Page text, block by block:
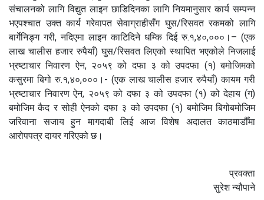
संचालनको लागि विद्युत लाइन छाडिदिनका लागि नियमानुसार कार्य सम्पन्न
भएपश्चात उक्त कार्य गरेवापत सेवाग्राहीसँग घुस/रिसवत रकमको लागि
बार्गेनिङ्ग गरी, नदिएमा लाइन काटिदिने धम्कि दिई रु.१,४०,०००।– (एक
लाख चालीस हजार रुपैयाँ) घुस/रिसवत लिएको स्थापित भएकोले निजलाई
भ्रष्टाचार निवारण ऐन, २०५९ को दफा ३ को उपदफा (१) बमोजिमको
कसुरमा बिगो रु.१,४०,०००।- (एक लाख चालीस हजार रुपैयाँ) कायम गरी
भ्रष्टाचार निवारण ऐन, २०५९ को दफा ३ को उपदफा (१) को देहाय (ग)
बमोजिम कैद र सोही ऐनको दफा ३ को उपदफा (१) बमोजिम बिगोबमोजिम
जरिवाना सजाय हुन मागदाबी लिई आज विशेष अदालत काठमाडौँमा
आरोपपत्र दायर गरिएको छ।
प्रवक्ता
सुरेश न्यौपाने